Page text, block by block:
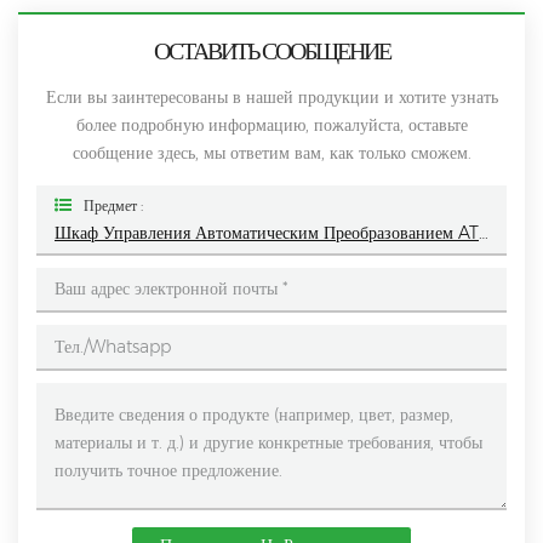
ОСТАВИТЬ СООБЩЕНИЕ
Если вы заинтересованы в нашей продукции и хотите узнать
более подробную информацию, пожалуйста, оставьте
сообщение здесь, мы ответим вам, как только сможем.
Предмет :
Шкаф Управления Автоматическим Преобразованием ATS Dual Power